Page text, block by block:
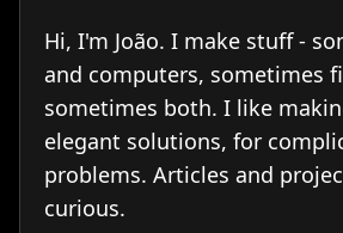
Hi, I'm João. I make stuff -
and computers, sometimes
sometimes both. I like
elegant solutions, for
problems. Articles and
curious.